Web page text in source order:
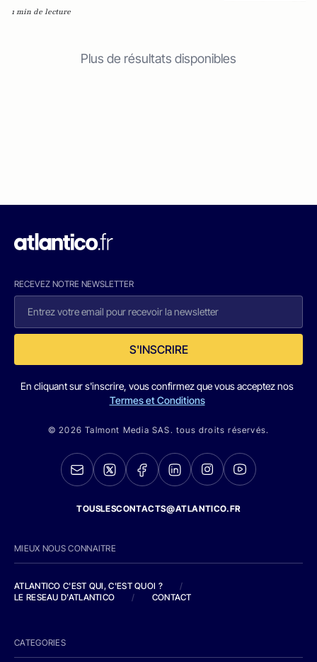
1 min de lecture
Plus de résultats disponibles
RECEVEZ NOTRE NEWSLETTER
S'INSCRIRE
En cliquant sur s'inscrire, vous confirmez que vous acceptez nos
Termes et Conditions
© 2026 Talmont Media SAS. tous droits réservés.
TOUSLESCONTACTS@ATLANTICO.FR
MIEUX NOUS CONNAITRE
ATLANTICO C'EST QUI, C'EST QUOI ?
/
LE RESEAU D'ATLANTICO
/ CONTACT
CATEGORIES